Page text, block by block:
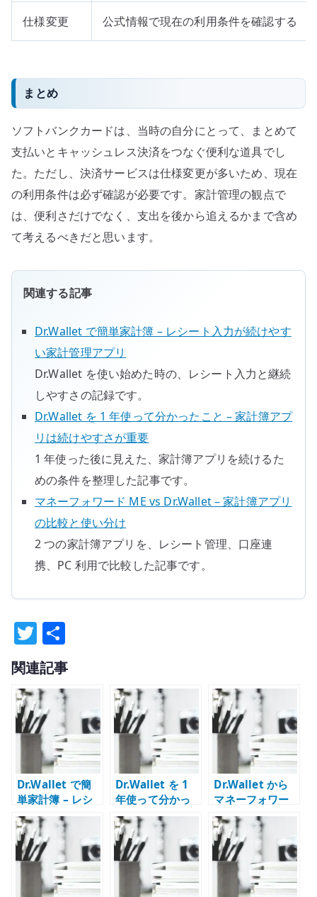
仕様変更 公式情報で現在の利用条件を確認する
まとめ
ソフトバンクカードは、当時の自分にとって、まとめて
支払いとキャッシュレス決済をつなぐ便利な道具でし
た。ただし、決済サービスは仕様変更が多いため、現在
の利用条件は必ず確認が必要です。家計管理の観点で
は、便利さだけでなく、支出を後から追えるかまで含め
て考えるべきだと思います。
関連する記事
Dr.Wallet で簡単家計簿 – レシート入力が続けやす
い家計管理アプリ
Dr.Wallet を使い始めた時の、レシート入力と継続
しやすさの記録です。
Dr.Wallet を 1 年使って分かったこと – 家計簿アプ
リは続けやすさが重要
1 年使った後に見えた、家計簿アプリを続けるた
めの条件を整理した記事です。
マネーフォワード ME vs Dr.Wallet – 家計簿アプリ
の比較と使い分け
2 つの家計簿アプリを、レシート管理、口座連
携、PC 利用で比較した記事です。
T
w
it
te
r
有
関連記事
Dr.Wallet で簡
単家計簿 – レシ
ート入力が続け
やすい家計管理
アプリ
Dr.Wallet を 1
年使って分かっ
たこと – 家計簿
アプリは続けや
すさが重要
Dr.Wallet から
マネーフォワー
ド ME へ乗り換
えた理由